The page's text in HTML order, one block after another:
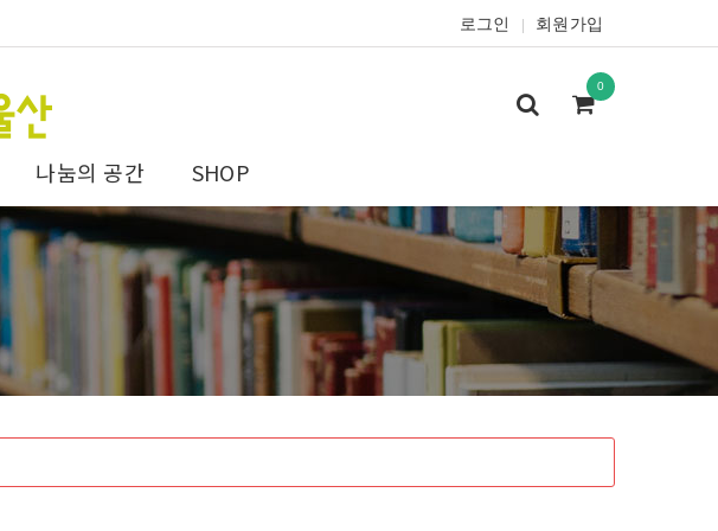
로그인 회원가입
0
나눔의 공간 SHOP